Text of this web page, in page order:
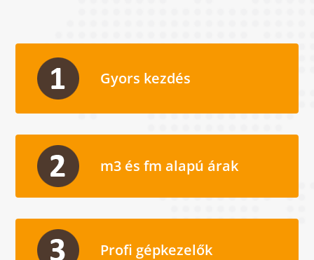
Gyors kezdés
m3 és fm alapú árak
Profi gépkezelők